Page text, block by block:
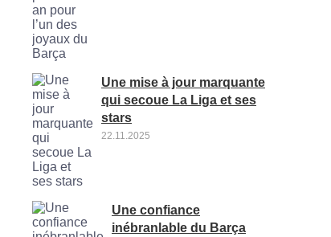
Une mise à jour marquante
qui secoue La Liga et ses
stars
22.11.2025
Une confiance
inébranlable du Barça